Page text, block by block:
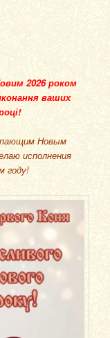
2026 роком
ваших
Новым
исполнения
году!